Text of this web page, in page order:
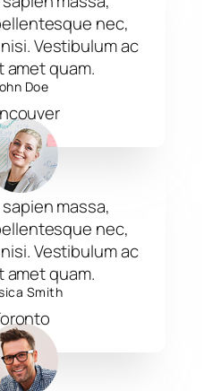
nec,
Vestibulum ac
amet quam.
Doe
massa,
nec,
Vestibulum ac
amet quam.
Smith